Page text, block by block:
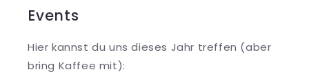
Events
Hier kannst du uns dieses Jahr treffen (aber
bring Kaffee mit):